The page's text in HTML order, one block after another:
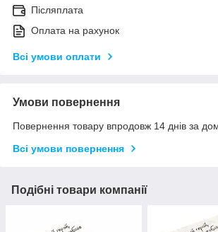
Післяплата
Оплата на рахунок
Всі умови оплати
Умови повернення
Повернення товару впродовж 14 днів за
Всі умови повернення
Подібні товари компанії